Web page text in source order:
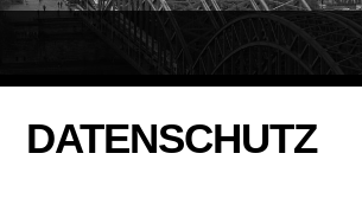
DATENSCHUTZ